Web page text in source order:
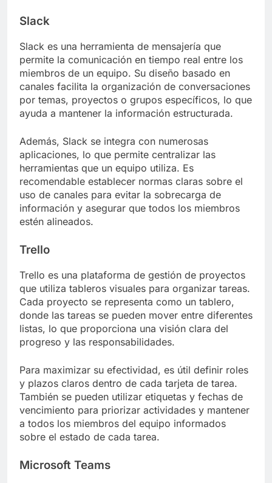
Slack
Slack es una herramienta de mensajería que
permite la comunicación en tiempo real entre los
miembros de un equipo. Su diseño basado en
canales facilita la organización de conversaciones
por temas, proyectos o grupos específicos, lo que
ayuda a mantener la información estructurada.
Además, Slack se integra con numerosas
aplicaciones, lo que permite centralizar las
herramientas que un equipo utiliza. Es
recomendable establecer normas claras sobre el
uso de canales para evitar la sobrecarga de
información y asegurar que todos los miembros
estén alineados.
Trello
Trello es una plataforma de gestión de proyectos
que utiliza tableros visuales para organizar tareas.
Cada proyecto se representa como un tablero,
donde las tareas se pueden mover entre diferentes
listas, lo que proporciona una visión clara del
progreso y las responsabilidades.
Para maximizar su efectividad, es útil definir roles
y plazos claros dentro de cada tarjeta de tarea.
También se pueden utilizar etiquetas y fechas de
vencimiento para priorizar actividades y mantener
a todos los miembros del equipo informados
sobre el estado de cada tarea.
Microsoft Teams